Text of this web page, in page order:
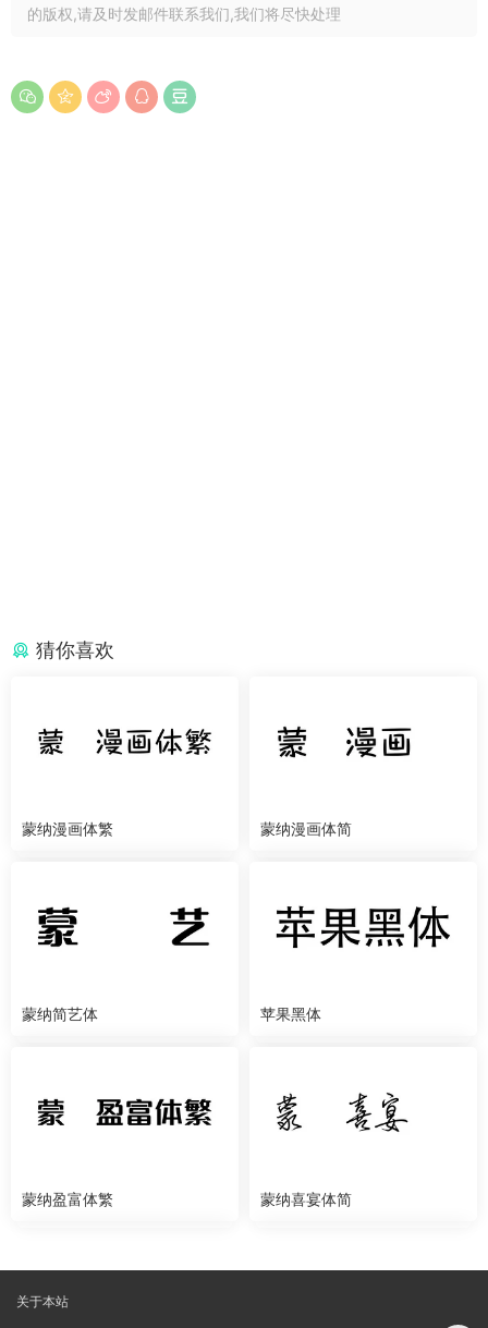
的版权,请及时发邮件联系我们,我们将尽快处理
猜你喜欢
蒙纳漫画体繁 蒙纳漫画体简
蒙纳简艺体 苹果黑体
蒙纳盈富体繁 蒙纳喜宴体简
关于本站